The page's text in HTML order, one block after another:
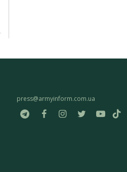
press@armyinform.com.ua